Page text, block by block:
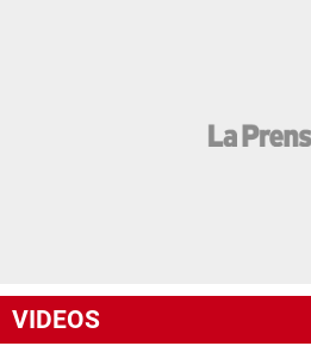
VIDEOS